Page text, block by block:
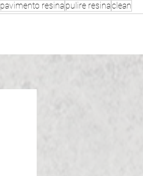
pavimento resinapulire resinaclean